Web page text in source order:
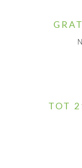
TOT